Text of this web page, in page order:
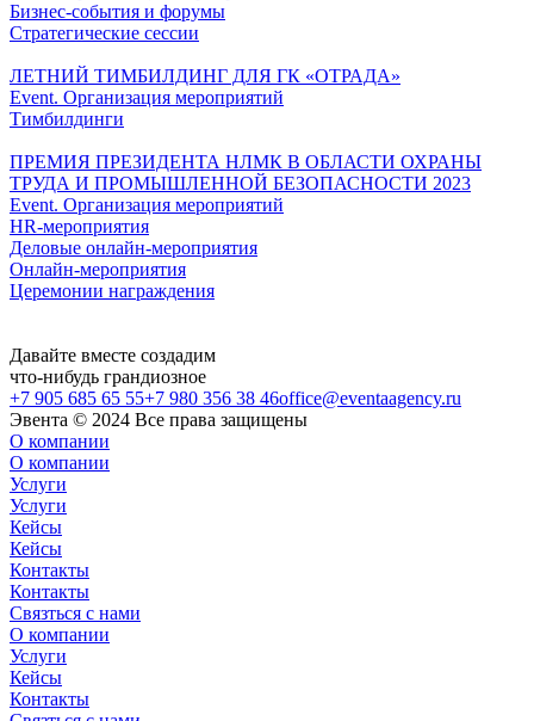
Бизнес-события и форумы
Стратегические сессии
ЛЕТНИЙ ТИМБИЛДИНГ ДЛЯ ГК «ОТРАДА»
Event. Организация мероприятий
Тимбилдинги
ПРЕМИЯ ПРЕЗИДЕНТА НЛМК В ОБЛАСТИ ОХРАНЫ
ТРУДА И ПРОМЫШЛЕННОЙ БЕЗОПАСНОСТИ 2023
Event. Организация мероприятий
HR-мероприятия
Деловые онлайн-мероприятия
Онлайн-мероприятия
Церемонии награждения
Давайте вместе создадим
что-нибудь грандиозное
+7 905 685 65 55+7 980 356 38 46office@eventaagency.ru
Эвента © 2024 Все права защищены
О компании
О компании
Услуги
Услуги
Кейсы
Кейсы
Контакты
Контакты
Связться с нами
О компании
Услуги
Кейсы
Контакты